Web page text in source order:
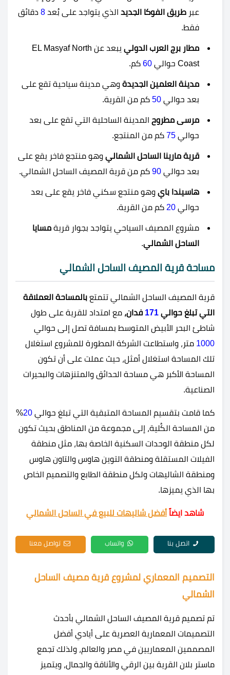
عبر طريق الفوكا الجديد الذي يتواجد على بُعد 8 دقائق
فقط.
مطار برج العرب الدولي يبعد عن EL Masyaf North
Coast حوالي 60 كم.
مدينة العلمين الجديدة وهي مدينة سياحية تقع على
بعد حوالي 50 كم من القرية.
مرسى مطروح المدينة الساحلية التي تقع على بعد
حوالي 75 كم من المنتجع.
قرية مارينا الساحل الشمالي وهو منتجع فاخر يقع على
بعد حوالي 90 كم من قرية المصيف الساحل الشمالي.
هاسيندا باي وهو منتجع سكني فاخر يقع على بعد
حوالي 20 كم من القرية.
مشروع المصيف السياحي يتواجد بجوار قرية مسايا
الساحل الشمالي.
مساحة قرية المصيف الساحل الشمالي
قرية المصيف الساحل الشمالي تتمتع بالمساحة العملاقة
التي تبلغ حوالي 171 فدان، مع امتداد للقرية على طول
شاطئ البحر الأبيض المتوسط بمسافة تصل إلى حوالي
1000 متر، واستطاعت الشركة المطورة للمشروع استغلال
تلك المساحة استغلال أمثل، حيث عملت على أن تكون
المساحة الأكبر هي مساحة الحدائق والمتنزهات والبحيرات
الصناعية.
كما قامت بتقسيم المساحة المتبقية التي تبلغ حوالي 20
%
من المساحة الكُلية، إلى مجموعة من المناطق بحيث تكون
لكل منطقة الوحدات السكنية الخاصة بها، مثل منطقة
الفيلات المستقلة ومنطقة التوين هاوس والتاون هاوس
ومنطقة الشاليهات ولكل منطقة الطابع والتصميم الخاص
بها الذي يميزها.
شاهد ايضاًأفضل شاليهات للبيع في الساحل الشمالي
اتصل بنا واتساب تواصل معنا
التصميم المعماري لمشروع قرية مصيف الساحل
الشمالي
تم تصميم قرية المصيف الساحل الشمالي بأحدث
التصميمات المعمارية العصرية على أيادي أفضل
المصممين المعماريين في مصر والعالم، ولذلك تجمع
ماستر بلان القرية بين الرقي والأناقة والجمال، ويتميز